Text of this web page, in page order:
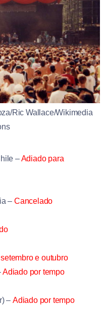
Ric Wallace/Wikimedia
–Adiado para
–Cancelado
e outubro
Adiado por tempo
–Adiado por tempo